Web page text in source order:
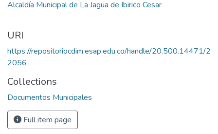
Alcaldía Municipal de La Jagua de Ibirico Cesar
URI
https://repositoriocdim.esap.edu.co/handle/20.500.14471/2
2056
Collections
Documentos Municipales
Full item page